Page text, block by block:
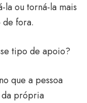
ou torná-la mais
de fora.
tipo de apoio?
que a pessoa
da própria